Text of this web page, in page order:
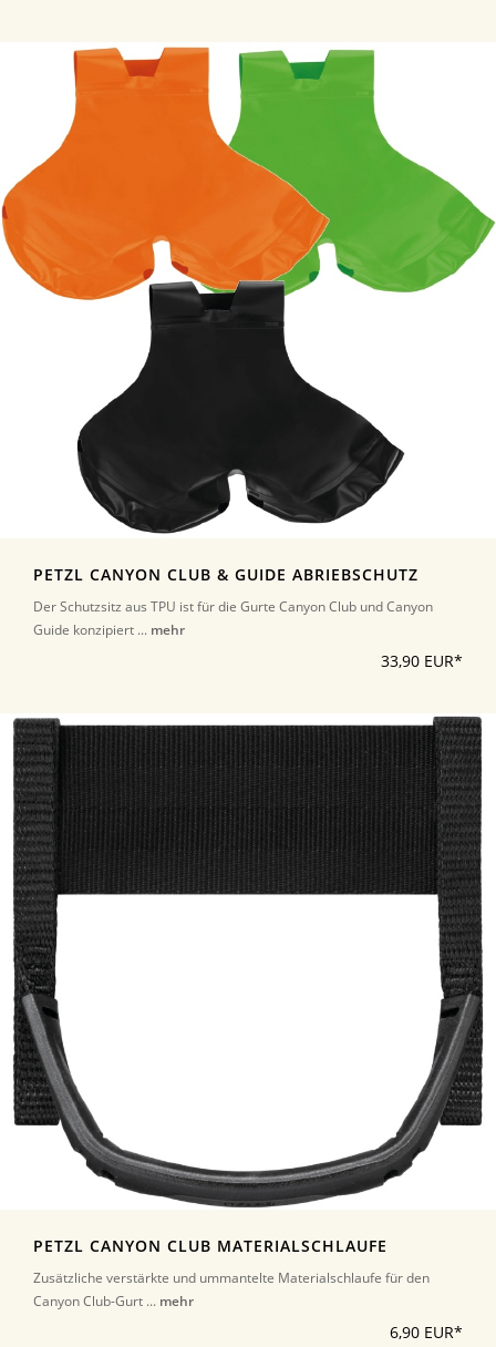
PETZL CANYON CLUB & GUIDE ABRIEBSCHUTZ
Der Schutzsitz aus TPU ist für die Gurte Canyon Club und Canyon
Guide konzipiert ... mehr
33,90 EUR*
PETZL CANYON CLUB MATERIALSCHLAUFE
Zusätzliche verstärkte und ummantelte Materialschlaufe für den
Canyon Club-Gurt ... mehr
6,90 EUR*